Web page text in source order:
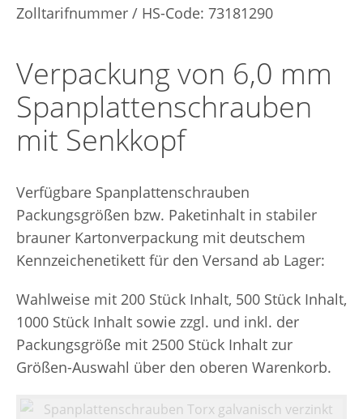
Zolltarifnummer / HS-Code: 73181290
Verpackung von 6,0 mm
Spanplattenschrauben
mit Senkkopf
Verfügbare Spanplattenschrauben
Packungsgrößen bzw. Paketinhalt in stabiler
brauner Kartonverpackung mit deutschem
Kennzeichenetikett für den Versand ab Lager:
Wahlweise mit 200 Stück Inhalt, 500 Stück Inhalt,
1000 Stück Inhalt sowie zzgl. und inkl. der
Packungsgröße mit 2500 Stück Inhalt zur
Größen-Auswahl über den oberen Warenkorb.